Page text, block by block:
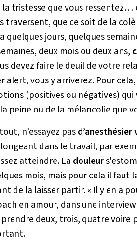
la tristesse que vous
que ce soit de la
quelques jours, quelques
deux mois ou deux ans,
devez faire le deuil de votre
alert, vous y arriverez. Pour
(positives ou négatives)
peine ou de la mélancolie que
n’essayez pas
dans le travail, par
atteindre. La douleur
mois, mais pour cela il faut
de la laisser partir.« Il y en a
en amour, dans une
deux, trois, quatre voire